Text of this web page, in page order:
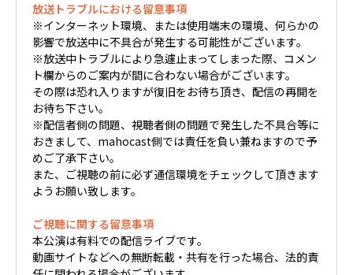
放送トラブルにおける留意事項
※インターネット環境、または使用端末の環境、何らかの
影響で放送中に不具合が発生する可能性がございます。
※放送中トラブルにより急遽止まってしまった際、コメン
ト欄からのご案内が間に合わない場合がございます。
その際は恐れ入りますが復旧をお待ち頂き、配信の再開を
お待ち下さい。
※配信者側の問題、視聴者側の問題で発生した不具合等に
おきまして、mahocast側では責任を負い兼ねますので予
めご了承下さい。
また、ご視聴の前に必ず通信環境をチェックして頂きます
ようお願い致します。
ご視聴に関する留意事項
本公演は有料での配信ライブです。
動画サイトなどへの無断転載・共有を行った場合、法的責